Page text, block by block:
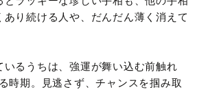
あり続ける人や、だんだん薄く消えて
るうちは、強運が舞い込む前触れ
時期。見逃さず、チャンスを掴み取